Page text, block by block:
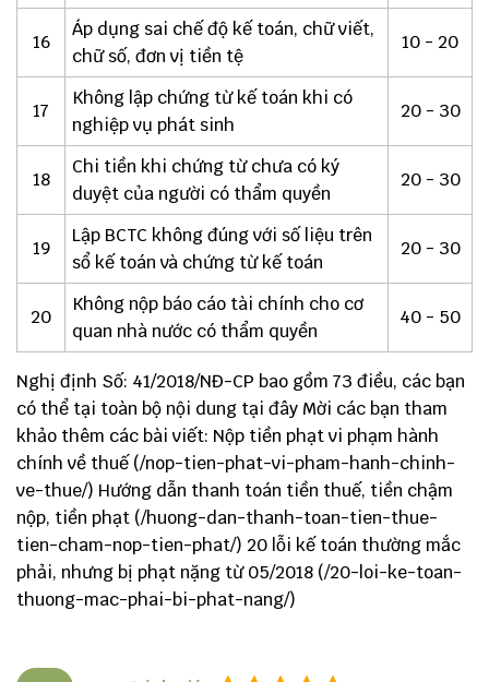
16
Áp dụng sai chế độ kế toán, chữ viết,
chữ số, đơn vị tiền tệ
10 - 20
17
Không lập chứng từ kế toán khi có
nghiệp vụ phát sinh
20 - 30
18
Chi tiền khi chứng từ chưa có ký
duyệt của người có thẩm quyền
20 - 30
19
Lập BCTC không đúng với số liệu trên
sổ kế toán và chứng từ kế toán
20 - 30
20
Không nộp báo cáo tài chính cho cơ
quan nhà nước có thẩm quyền
40 - 50
Nghị định Số: 41/2018/NĐ-CP bao gồm 73 điều, các bạn
có thể tại toàn bộ nội dung tại đây Mời các bạn tham
khảo thêm các bài viết: Nộp tiền phạt vi phạm hành
chính về thuế (/nop-tien-phat-vi-pham-hanh-chinh-
ve-thue/) Hướng dẫn thanh toán tiền thuế, tiền chậm
nộp, tiền phạt (/huong-dan-thanh-toan-tien-thue-
tien-cham-nop-tien-phat/) 20 lỗi kế toán thường mắc
phải, nhưng bị phạt nặng từ 05/2018 (/20-loi-ke-toan-
thuong-mac-phai-bi-phat-nang/)